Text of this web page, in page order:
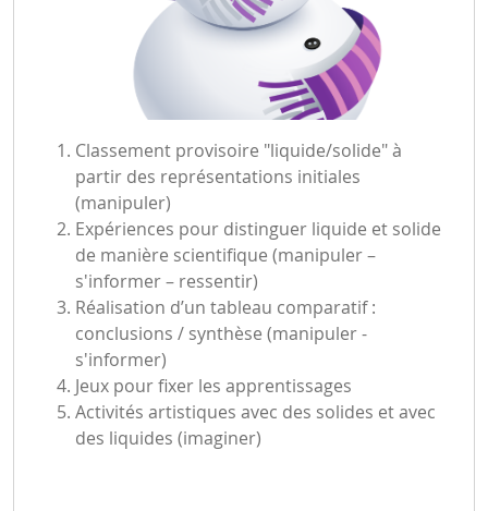
Classement provisoire "liquide/solide" à
partir des représentations initiales
(manipuler)
Expériences pour distinguer liquide et solide
de manière scientifique (manipuler –
s'informer – ressentir)
Réalisation d’un tableau comparatif :
conclusions / synthèse (manipuler -
s'informer)
Jeux pour fixer les apprentissages
Activités artistiques avec des solides et avec
des liquides (imaginer)